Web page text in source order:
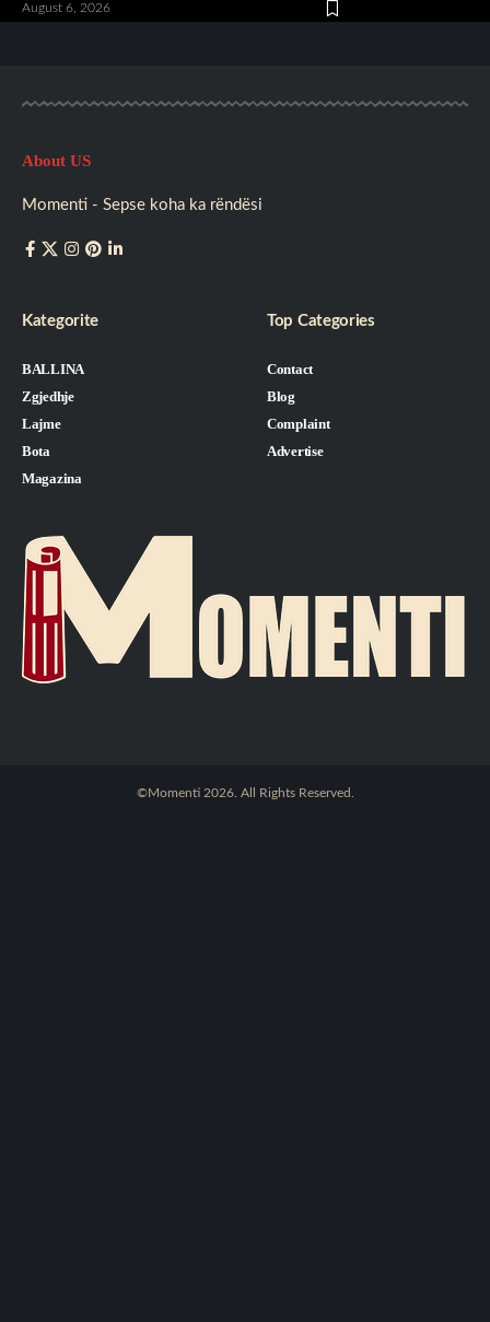
August 6, 2026
About US
Momenti - Sepse koha ka rëndësi
Kategorite
BALLINA
Zgjedhje
Lajme
Bota
Magazina
Top Categories
Contact
Blog
Complaint
Advertise
©Momenti 2026. All Rights Reserved.